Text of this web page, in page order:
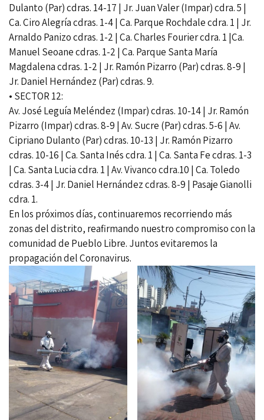
Dulanto (Par) cdras. 14-17 | Jr. Juan Valer (Impar) cdra. 5 |
Ca. Ciro Alegría cdras. 1-4 | Ca. Parque Rochdale cdra. 1 | Jr.
Arnaldo Panizo cdras. 1-2 | Ca. Charles Fourier cdra. 1 |Ca.
Manuel Seoane cdras. 1-2 | Ca. Parque Santa María
Magdalena cdras. 1-2 | Jr. Ramón Pizarro (Par) cdras. 8-9 |
Jr. Daniel Hernández (Par) cdras. 9.
• SECTOR 12:
Av. José Leguía Meléndez (Impar) cdras. 10-14 | Jr. Ramón
Pizarro (Impar) cdras. 8-9 | Av. Sucre (Par) cdras. 5-6 | Av.
Cipriano Dulanto (Par) cdras. 10-13 | Jr. Ramón Pizarro
cdras. 10-16 | Ca. Santa Inés cdra. 1 | Ca. Santa Fe cdras. 1-3
| Ca. Santa Lucia cdra. 1 | Av. Vivanco cdra.10 | Ca. Toledo
cdras. 3-4 | Jr. Daniel Hernández cdras. 8-9 | Pasaje Gianolli
cdra. 1.
En los próximos días, continuaremos recorriendo más
zonas del distrito, reafirmando nuestro compromiso con la
comunidad de Pueblo Libre. Juntos evitaremos la
propagación del Coronavirus.